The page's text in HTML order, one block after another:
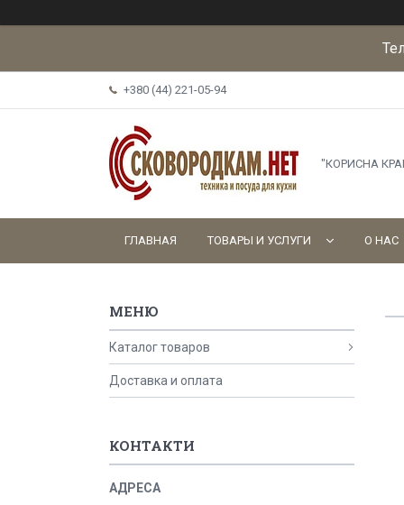
+380 (44) 221-05-94
"КОРИСНА
ГЛАВНАЯ ТОВАРЫ И УСЛУГИ О НАС
Каталог товаров
Доставка и оплата
КОНТАКТИ